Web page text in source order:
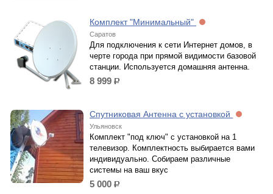
Комплект "Минимальный"
Саратов
Для подключения к сети Интернет домов, в
черте города при прямой видимости базовой
станции. Используется домашняя антенна.
8 999 р.
Спутниковая Антенна с установкой
Ульяновск
Комплект "под ключ" с установкой на 1
телевизор. Комплектность выбирается вами
индивидуально. Собираем различные
системы на ваш вкус
5 000 р.